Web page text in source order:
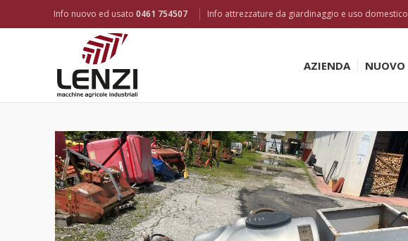
Info nuovo ed usato 0461 754507 Info attrezzature da giardinaggio e uso domestico
AZIENDA NUOVO